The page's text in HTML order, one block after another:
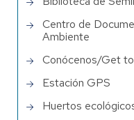
Centro de
Ambiente
Conócenos/Get
Estación GPS
Huertos